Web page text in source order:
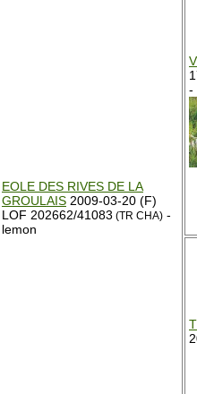
EOLE DES RIVES DE LA
GROULAIS 2009-03-20 (F)
LOF 202662/41083 (TR CHA) -
lemon
-